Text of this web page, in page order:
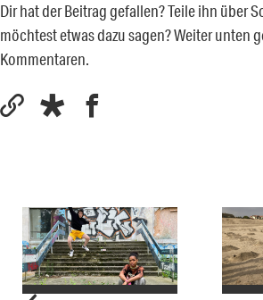
Dir hat der Beitrag gefallen? Teile ihn über
möchtest etwas dazu sagen? Weiter unten
Kommentaren.